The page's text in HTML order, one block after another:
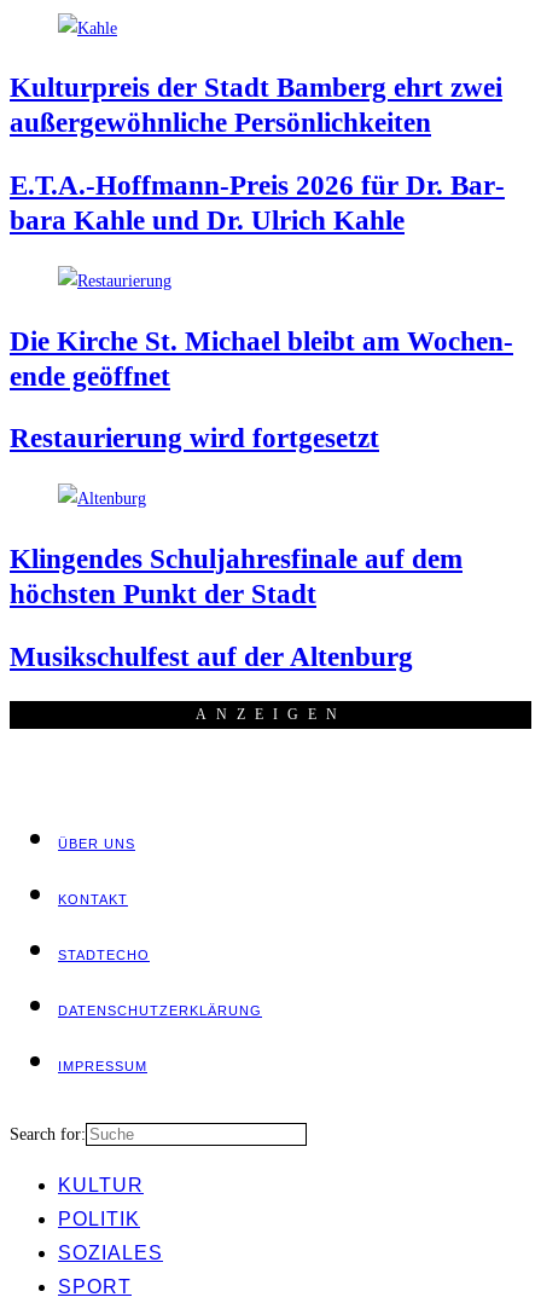
Kul­tur­preis der Stadt Bam­berg ehrt zwei
außer­ge­wöhn­li­che Persönlichkeiten
E.T.A.-Hoffmann-Preis 2026 für Dr. Bar­
ba­ra Kah­le und Dr. Ulrich Kahle
Die Kir­che St. Micha­el bleibt am Wochen­
en­de geöffnet
Restau­rie­rung wird fortgesetzt
Klin­gen­des Schul­jah­res­fi­na­le auf dem
höchs­ten Punkt der Stadt
Musik­schul­fest auf der Altenburg
ANZEI­GEN
ÜBER UNS
KON­TAKT
STADT­ECHO
DATEN­SCHUTZ­ER­KLÄ­RUNG
IMPRES­SUM
Search for:
KUL­TUR
POLI­TIK
SOZIA­LES
SPORT